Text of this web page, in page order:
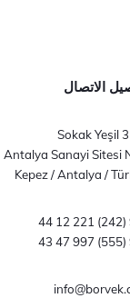
الاتصال
Antalya Sanayi Sitesi
Kepez / Antalya /